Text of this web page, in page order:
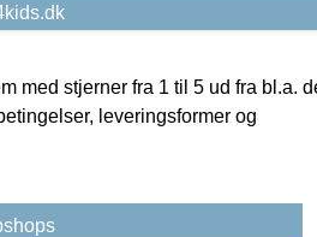
med stjerner fra 1 til 5 ud fra bl.a.
leveringsformer og